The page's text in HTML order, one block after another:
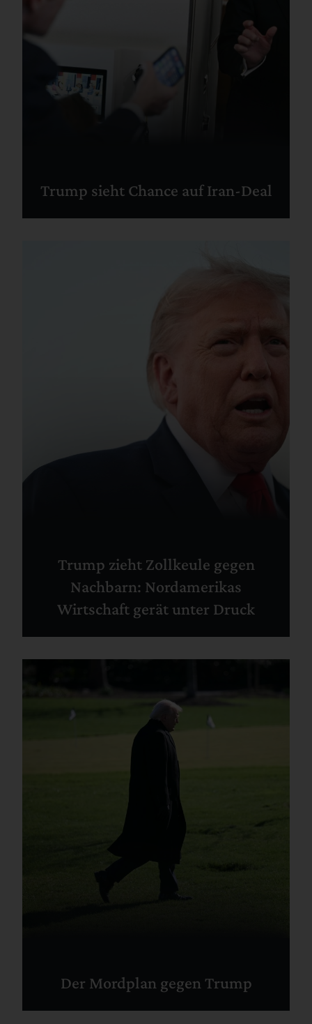
Trump sieht Chance auf Iran-Deal
Trump zieht Zollkeule gegen
Nachbarn: Nordamerikas
Wirtschaft gerät unter Druck
Der Mordplan gegen Trump